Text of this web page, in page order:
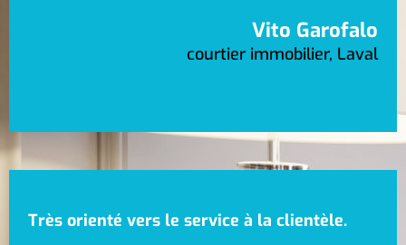
Vito Garofalo
courtier immobilier, Laval
Très orienté vers le service à la clientèle.